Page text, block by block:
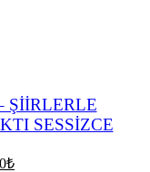
ŞİİRLERLE
SESSİZCE
₺Şu